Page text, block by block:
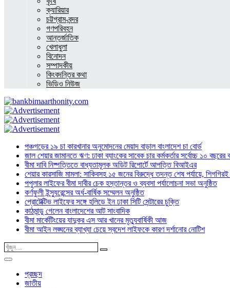
ক্যারিয়ার
চট্টগ্রাম-বন্দর
গণপরিবহন
আন্তর্জাতিক
খেলাধুলা
বিনোদন
সম্পাদকীয়
কিংবদন্তির কথা
ভিডিও নিউজ
পঞ্চগড়ের ১৯ চা কারখানার অনুমোদনের মেয়াদ বাড়াল বাংলাদেশ চা বোর্ড
জাল শেয়ার জামানতে ঋণ: ঢাকা ব্যাংকের সাবেক চার কর্মকর্তার সর্বোচ্চ ১০ বছরের
বীমা দাবি নিষ্পত্তিতে বাধ্যতামূলক অডিট রিপোর্টে আপত্তি বিআইএর
শেয়ার কারসাজি মামলা: সাকিবসহ ১৫ জনের বিরুদ্ধে তদন্ত শেষ পর্যায়ে, শিগগিরই
পপুলার লাইফের বীমা দাবীর চেক হস্তান্তর ও ব্যবসা পর্যালোচনা সভা অনুষ্ঠিত
কর্ণফুলী ইন্স্যুরেন্সের অর্ধ-বার্ষিক সম্মেলন অনুষ্ঠিত
প্রোটেক্টিভ লাইফের সঙ্গে হলিডে ইন ঢাকা সিটি সেন্টারের চুক্তি
কাঠমান্ডু গেলেন বাংলাদেশের আট সাংবাদিক
বীমা মার্কেটিংয়ের যাদুকর এস আর খানের মৃত্যুবার্ষিকী আজ
বীমা আইন লঙ্ঘনের ব্যাখ্যা চেয়ে স্বদেশ লাইফকে কারণ দর্শানোর নোটিশ
প্রচ্ছদ
জাতীয়